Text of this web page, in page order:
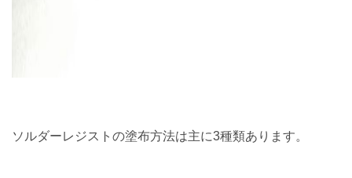
ソルダーレジストの塗布方法は主に3種類あります。